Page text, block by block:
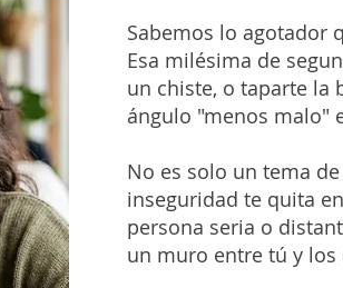
Sabemos lo agotador
Esa milésima de
un chiste, o taparte la
ángulo "menos malo"
No es solo un tema
inseguridad te quita
persona seria o
un muro entre tú y los